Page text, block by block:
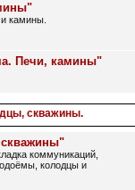
камины.
Печи, камины"
скважины.
коммуникаций,
колодцы и